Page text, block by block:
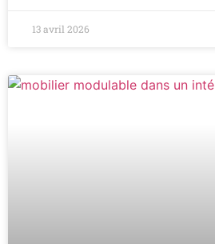
13 avril 2026